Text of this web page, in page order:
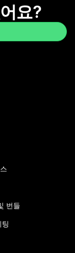
요?
번들